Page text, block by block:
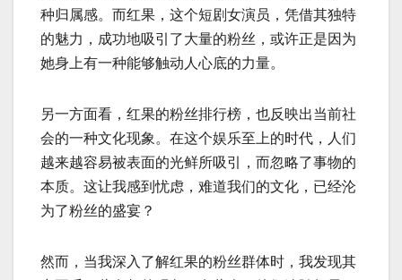
种归属感。而红果，这个短剧女演员，凭借其独特
的魅力，成功地吸引了大量的粉丝，或许正是因为
她身上有一种能够触动人心底的力量。
另一方面看，红果的粉丝排行榜，也反映出当前社
会的一种文化现象。在这个娱乐至上的时代，人们
越来越容易被表面的光鲜所吸引，而忽略了事物的
本质。这让我感到忧虑，难道我们的文化，已经沦
为了粉丝的盛宴？
然而，当我深入了解红果的粉丝群体时，我发现其